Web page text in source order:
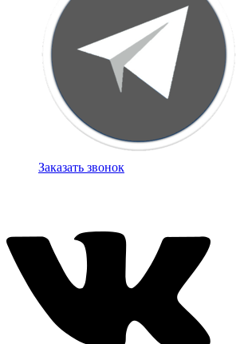
Заказать звонок